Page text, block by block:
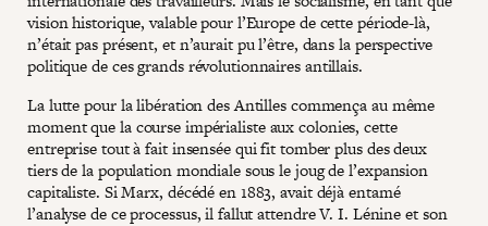
vision historique, valable pour l’Europe de cette période-là,
n’était pas présent, et n’aurait pu l’être, dans la perspective
politique de ces grands révolutionnaires antillais.
La lutte pour la libération des Antilles commença au même
moment que la course impérialiste aux colonies, cette
entreprise tout à fait insensée qui fit tomber plus des deux
tiers de la population mondiale sous le joug de l’expansion
capitaliste. Si Marx, décédé en 1883, avait déjà entamé
l’analyse de ce processus, il fallut attendre V. I. Lénine et son